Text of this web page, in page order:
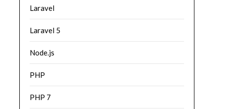
Laravel
Laravel 5
Node.js
PHP
PHP 7